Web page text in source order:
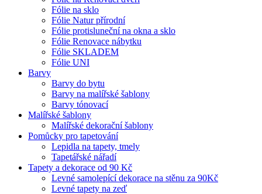
Fólie na sklo
Fólie Natur přírodní
Fólie protisluneční na okna a sklo
Fólie Renovace nábytku
Fólie SKLADEM
Fólie UNI
Barvy
Barvy do bytu
Barvy na malířské šablony
Barvy tónovací
Malířské šablony
Malířské dekorační šablony
Pomůcky pro tapetování
Lepidla na tapety, tmely
Tapetářské nářadí
Tapety a dekorace od 90 Kč
Levné samolepící dekorace na stěnu za 90Kč
Levné tapety na zeď